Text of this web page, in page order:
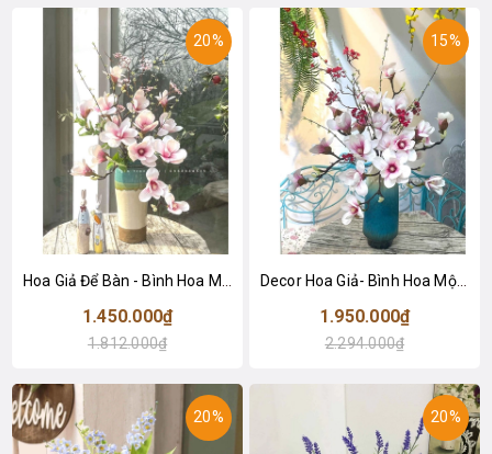
20%
1.450.000₫
1.812.000₫
15%
Decor Hoa Giả- Bình Hoa Mộc Lan Để Bàn Đẹp- CC1019
1.950.000₫
2.294.000₫
20% 20%